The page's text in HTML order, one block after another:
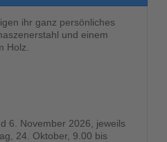
ihr ganz persönliches
und einem
Holz.
6. November 2026, jeweils
24. Oktober, 9.00 bis